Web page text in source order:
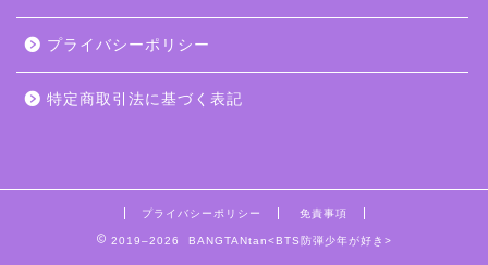
プライバシーポリシー
特定商取引法に基づく表記
プライバシーポリシー 免責事項
2019–2026 BANGTANtan<BTS防弾少年が好き>